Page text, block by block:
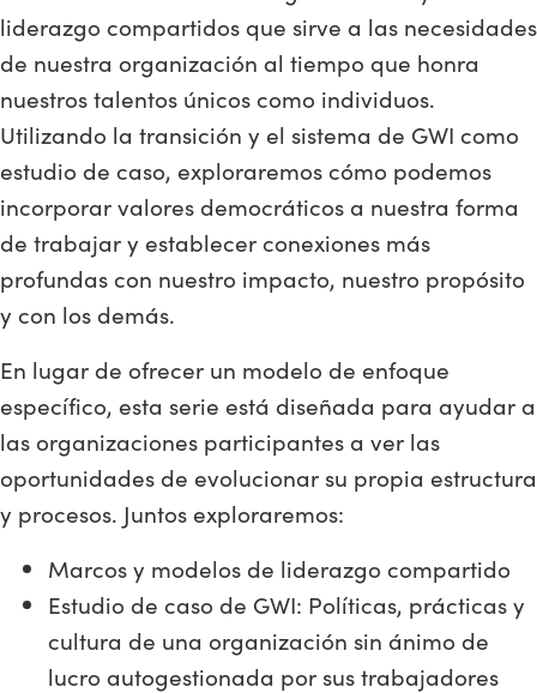
liderazgo compartidos que sirve a las necesidades
de nuestra organización al tiempo que honra
nuestros talentos únicos como individuos.
Utilizando la transición y el sistema de GWI como
estudio de caso, exploraremos cómo podemos
incorporar valores democráticos a nuestra forma
de trabajar y establecer conexiones más
profundas con nuestro impacto, nuestro propósito
y con los demás.
En lugar de ofrecer un modelo de enfoque
específico, esta serie está diseñada para ayudar a
las organizaciones participantes a ver las
oportunidades de evolucionar su propia estructura
y procesos. Juntos exploraremos:
Marcos y modelos de liderazgo compartido
Estudio de caso de GWI: Políticas, prácticas y
cultura de una organización sin ánimo de
lucro autogestionada por sus trabajadores